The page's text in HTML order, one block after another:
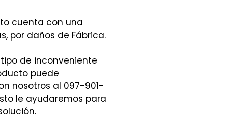
cuenta con una
por daños de Fábrica.
de inconveniente
puede
nosotros al 097-901-
le ayudaremos para